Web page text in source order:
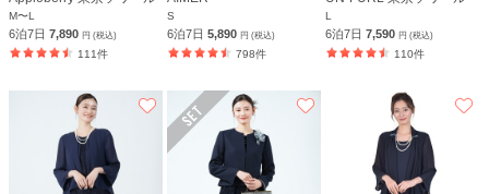
M〜L
6泊7日 7,890 円 (税込)
111件
S
6泊7日5,890円 (税込)
798件
L
6泊7日7,590円 (税込)
110件